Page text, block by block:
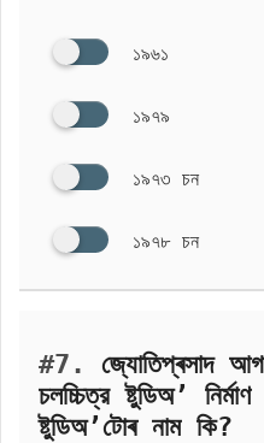
১৯৬১
১৯৭৯
১৯৭৩ চন
১৯৭৮ চন
#7.
জ্যোতিপ্ৰসাদ
চলচ্চিত্র ষ্টুডিঅ’
ষ্টুডিঅ’টোৰ নাম কি?